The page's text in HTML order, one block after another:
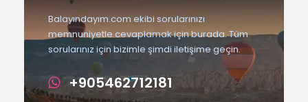
Balayındayım.com ekibi sorularınızı
memnuniyetle cevaplamak için burada. Tüm
sorularınız için bizimle şimdi iletişime geçin.
+905462712181